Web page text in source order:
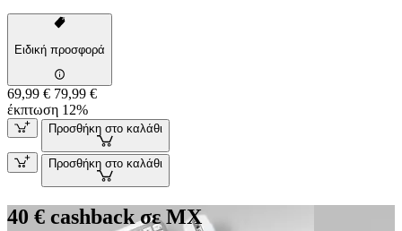
Ειδική προσφορά
69,99 € 79,99 €
έκπτωση 12%
Προσθήκη στο καλάθι
Προσθήκη στο καλάθι
40 € cashback σε MX